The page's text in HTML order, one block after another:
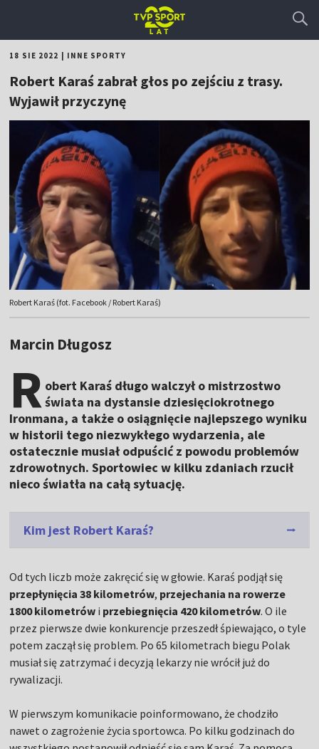
18 SIE 2022 INNE SPORTY
Robert Karaś zabrał głos po zejściu z trasy.
Wyjawił przyczynę
Robert Karaś (fot. Facebook / Robert Karaś)
Marcin Długosz
R obert Karaś długo walczył o mistrzostwo
świata na dystansie dziesięciokrotnego
Ironmana, a także o osiągnięcie najlepszego wyniku
w historii tego niezwykłego wydarzenia, ale
ostatecznie musiał odpuścić z powodu problemów
zdrowotnych. Sportowiec w kilku zdaniach rzucił
nieco światła na całą sytuację.
Kim jest Robert Karaś?
Od tych liczb może zakręcić się w głowie. Karaś podjął się
przepłynięcia 38 kilometrów, przejechania na rowerze
1800 kilometrów i przebiegnięcia 420 kilometrów. O ile
przez pierwsze dwie konkurencje przeszedł śpiewająco, o tyle
potem zaczął się problem. Po 65 kilometrach biegu Polak
musiał się zatrzymać i decyzją lekarzy nie wrócił już do
rywalizacji.
W pierwszym komunikacie poinformowano, że chodziło
nawet o zagrożenie życia sportowca. Po kilku godzinach do